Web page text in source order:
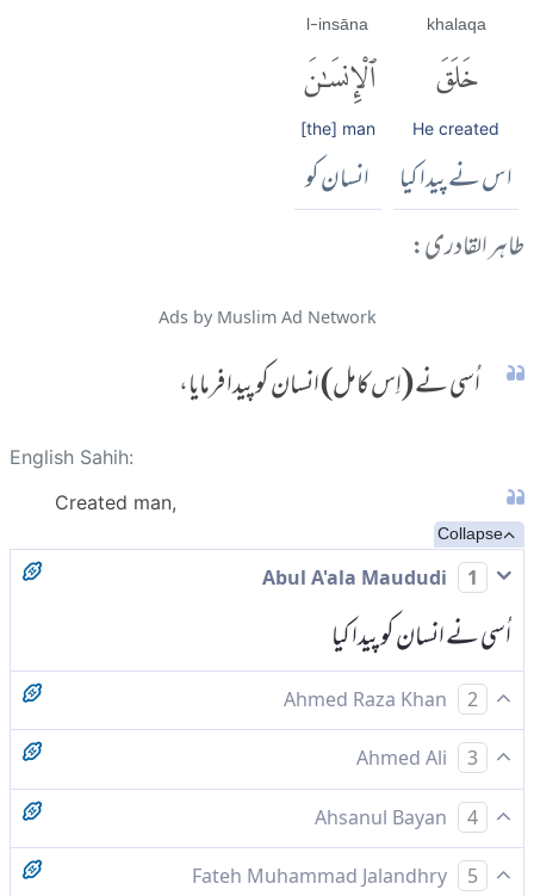
khalaqa
خَلَقَ
He created
اس نے پیدا کیا
l-insāna
ٱلْإِنسَٰنَ
[the] man
انسان کو
طاہر القادری:
Ads by Muslim Ad Network
اُسی نے (اِس کامل) انسان کو پیدا فرمایا،
English Sahih:
Created man,
Collapse
1
اُسی نے انسان کو پیدا کیا
2
انسانیت کی جان محمد کو پیدا کیا،
3
اس نے انسان کو پیدا کیا
4
اسی نے انسان کو پیدا کیا (٢)
5